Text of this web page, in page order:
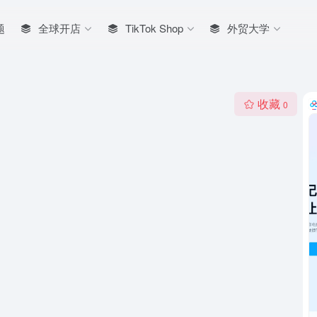
全球开店 TikTok Shop 外贸大学
收藏 0